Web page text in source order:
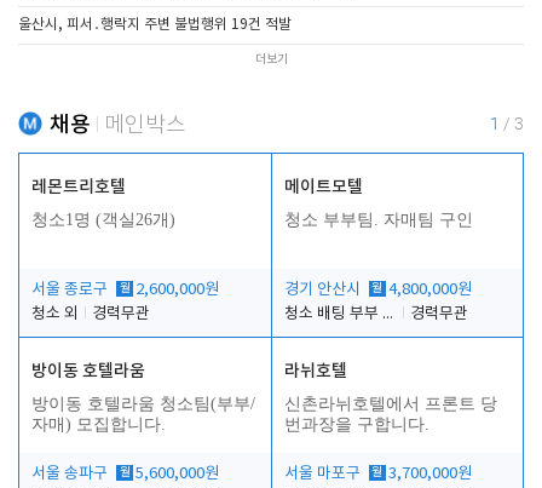
울산시, 피서․행락지 주변 불법행위 19건 적발
더보기
채용 메인박스 1 / 3
레몬트리호텔
청소1명 (객실26개)
서울 종로구 월 2,600,000원
청소 외
경력무관
메이트모텔
청소 부부팀. 자매팀 구인
경기 안산시 월 4,800,000원
청소 배팅 부부 구합니다
경력무관
방이동 호텔라움
방이동 호텔라움 청소팀(부부/
자매) 모집합니다.
서울 송파구 월 5,600,000원
라뉘호텔
신촌라뉘호텔에서 프론트 당
번과장을 구합니다.
서울 마포구 월 3,700,000원